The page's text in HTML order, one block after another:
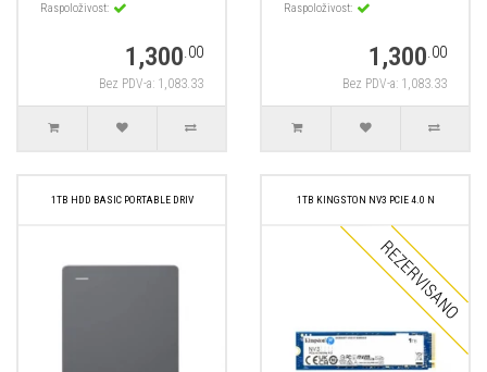
Raspoloživost:
1,300.00
Bez PDV-a: 1,083.33
Raspoloživost:
1,300.00
Bez PDV-a: 1,083.33
1TB HDD BASIC PORTABLE DRIV 1TB KINGSTON NV3 PCIE 4.0 N